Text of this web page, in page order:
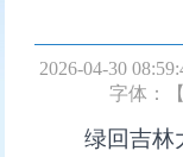
2026-04-30
字体：【
绿回吉林